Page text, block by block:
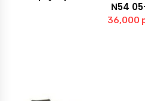
N54
36,000